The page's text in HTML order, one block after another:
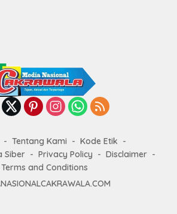
Tentang Kami
Kode Etik
Siber
Privacy Policy
Disclaimer
Terms and Conditions